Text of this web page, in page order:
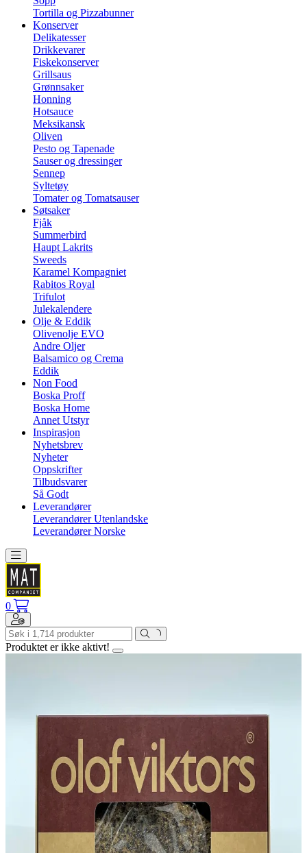
Tortilla og Pizzabunner
Konserver
Delikatesser
Drikkevarer
Fiskekonserver
Grillsaus
Grønnsaker
Honning
Hotsauce
Meksikansk
Oliven
Pesto og Tapenade
Sauser og dressinger
Sennep
Syltetøy
Tomater og Tomatsauser
Søtsaker
Fjåk
Summerbird
Haupt Lakrits
Sweeds
Karamel Kompagniet
Rabitos Royal
Trifulot
Julekalendere
Olje & Eddik
Olivenolje EVO
Andre Oljer
Balsamico og Crema
Eddik
Non Food
Boska Proff
Boska Home
Annet Utstyr
Inspirasjon
Nyhetsbrev
Nyheter
Oppskrifter
Tilbudsvarer
Så Godt
Leverandører
Leverandører Utenlandske
Leverandører Norske
Toggle navigation
0
Toggle navigation
Produktet er ikke aktivt!